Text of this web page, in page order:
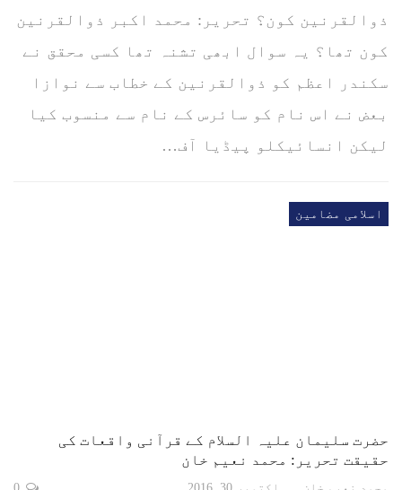
ذوالقرنین کون؟ تحریر: محمد اکبر ذوالقرنین
کون تھا؟ یہ سوال ابھی تشنہ تھا کسی محقق نے
سکندر اعظم کو ذوالقرنین کے خطاب سے نوازا
بعض نے اس نام کو سائرس کے نام سے منسوب کیا
لیکن انسائیکلو پیڈیا آف…
اسلامی مضامین
حضرت سلیمان علیہ السلام کے قرآنی واقعات کی
حقیقت تحریر: محمد نعیم خان